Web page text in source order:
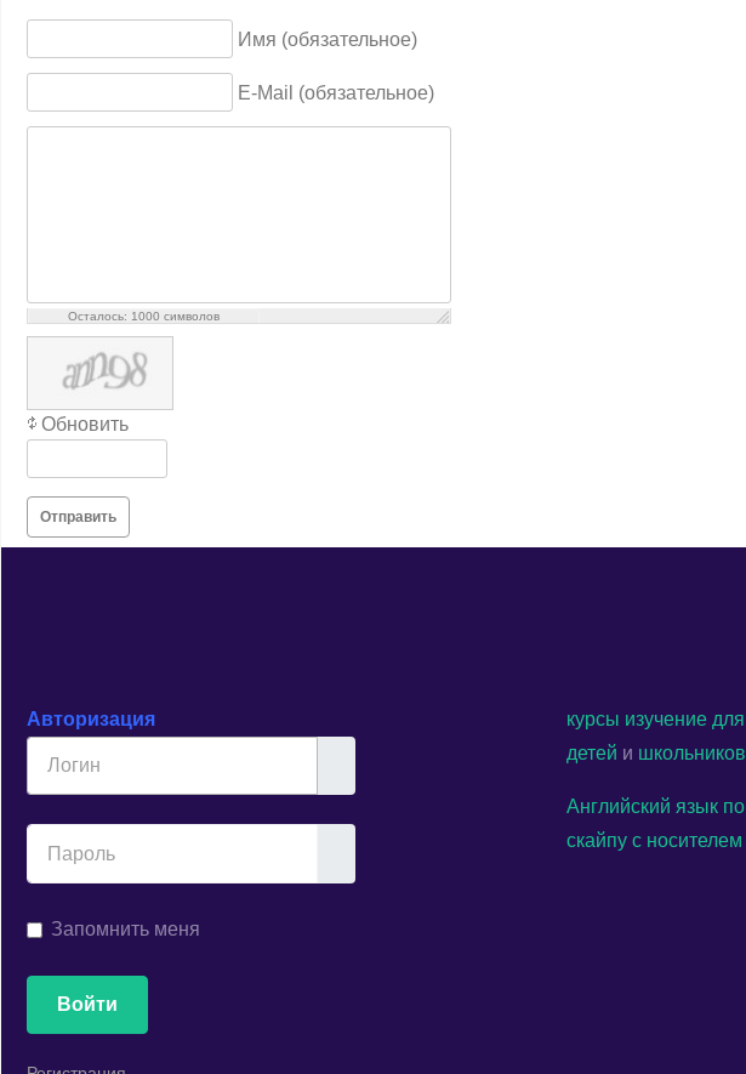
Имя (обязательное)
E-Mail (обязательное)
Осталось: 1000 символов
Обновить
Отправить
Авторизация
Запомнить меня
Войти
курсы изучение для
детей и школьников
Английский язык по
скайпу с носителем